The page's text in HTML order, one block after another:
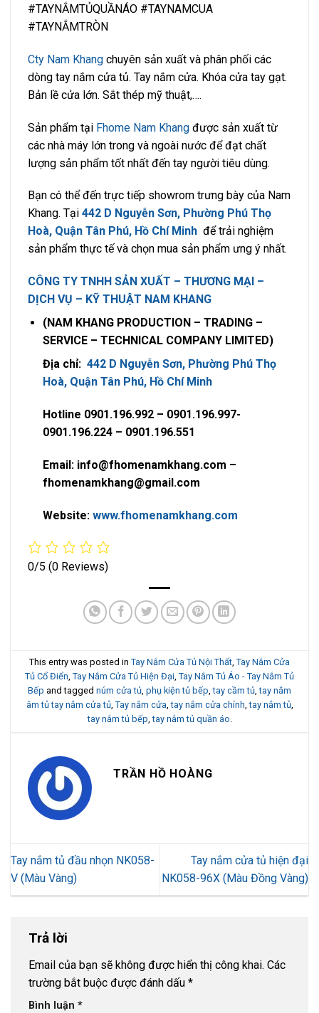
#TAYNẮMTỦQUẦNÁO #TAYNAMCUA
#TAYNẮMTRÒN
Cty Nam Khang chuyên sản xuất và phân phối các
dòng tay nắm cửa tủ. Tay nắm cửa. Khóa cửa tay gạt.
Bản lề cửa lớn. Sắt thép mỹ thuật,….
Sản phẩm tại Fhome Nam Khang được sản xuất từ
các nhà máy lớn trong và ngoài nước để đạt chất
lượng sản phẩm tốt nhất đến tay người tiêu dùng.
Bạn có thể đến trực tiếp showrom trưng bày của Nam
Khang. Tại 442 D Nguyễn Sơn, Phường Phú Thọ
Hoà, Quận Tân Phú, Hồ Chí Minh để trải nghiệm
sản phẩm thực tế và chọn mua sản phẩm ưng ý nhất.
CÔNG TY TNHH SẢN XUẤT – THƯƠNG MẠI –
DỊCH VỤ – KỸ THUẬT NAM KHANG
(NAM KHANG PRODUCTION – TRADING –
SERVICE – TECHNICAL COMPANY LIMITED)
Địa chỉ: 442 D Nguyễn Sơn, Phường Phú Thọ
Hoà, Quận Tân Phú, Hồ Chí Minh
Hotline 0901.196.992 – 0901.196.997-
0901.196.224 – 0901.196.551
Email: info@fhomenamkhang.com –
fhomenamkhang@gmail.com
Website: www.fhomenamkhang.com
0/5 (0 Reviews)
This entry was posted in Tay Nắm Cửa Tủ Nội Thất, Tay Nắm Cửa
Tủ Cổ Điển, Tay Nắm Cửa Tủ Hiện Đại, Tay Nắm Tủ Áo - Tay Nắm Tủ
Bếp and tagged núm cửa tủ, phụ kiện tủ bếp,tay cầm tủ,tay nắm
âm tủ tay nắm cửa tủ, Tay nắm cửa,tay nắm cửa chính,tay nắm tủ,
tay nắm tủ bếp,tay nắm tủ quần áo.
TRẦN HỒ HOÀNG
Tay nắm tủ đầu nhọn NK058-
V (Màu Vàng)
Tay nắm cửa tủ hiện đại
NK058-96X (Màu Đồng Vàng)
Trả lời
Email của bạn sẽ không được hiển thị công khai. Các
trường bắt buộc được đánh dấu *
Bình luận *